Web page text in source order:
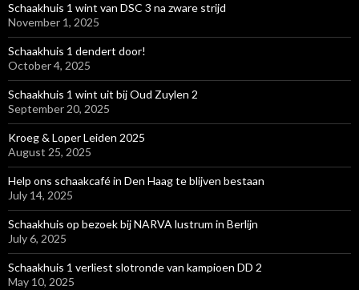
Schaakhuis 1 wint van DSC 3 na zware strijd
November 1, 2025
Schaakhuis 1 dendert door!
October 4, 2025
Schaakhuis 1 wint uit bij Oud Zuylen 2
September 20, 2025
Kroeg & Loper Leiden 2025
August 25, 2025
Help ons schaakcafé in Den Haag te blijven bestaan
July 14, 2025
Schaakhuis op bezoek bij NARVA lustrum in Berlijn
July 6, 2025
Schaakhuis 1 verliest slotronde van kampioen DD 2
May 10, 2025